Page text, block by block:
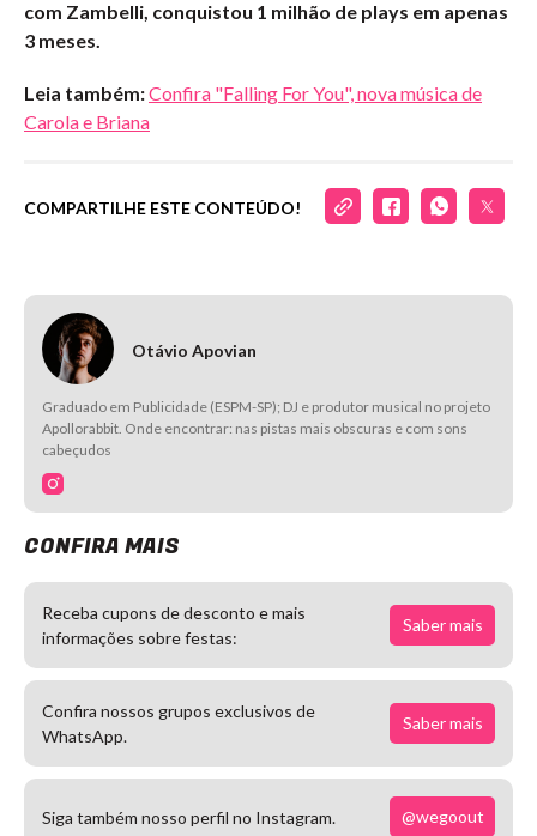
com Zambelli, conquistou 1 milhão de plays em apenas
3 meses.
Leia também:Confira "Falling For You", nova música de
Carola e Briana
COMPARTILHE ESTE CONTEÚDO!
Otávio Apovian
Graduado em Publicidade (ESPM-SP); DJ e produtor musical no projeto
Apollorabbit. Onde encontrar: nas pistas mais obscuras e com sons
cabeçudos
CONFIRA MAIS
Receba cupons de desconto e mais
informações sobre festas:
Saber mais
Confira nossos grupos exclusivos de
WhatsApp.
Saber mais
Siga também nosso perfil no Instagram. @wegoout